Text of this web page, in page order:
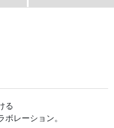
る
ボレーション。